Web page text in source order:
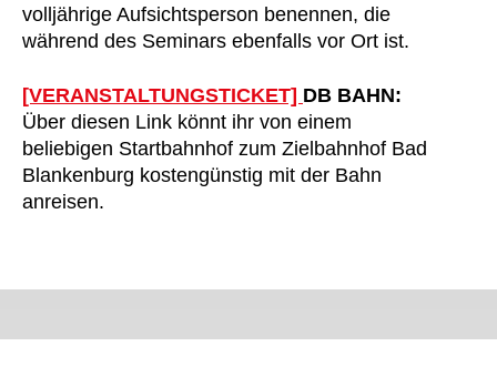
volljährige Aufsichtsperson benennen, die
während des Seminars ebenfalls vor Ort ist.
[VERANSTALTUNGSTICKET] DB BAHN:
Über diesen Link könnt ihr von einem
beliebigen Startbahnhof zum Zielbahnhof Bad
Blankenburg kostengünstig mit der Bahn
anreisen.